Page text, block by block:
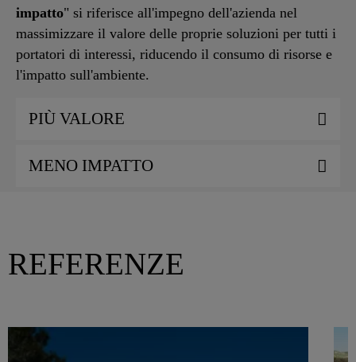
impatto" si riferisce all'impegno dell'azienda nel
massimizzare il valore delle proprie soluzioni per tutti i
portatori di interessi, riducendo il consumo di risorse e
l'impatto sull'ambiente.
PIÙ VALORE
MENO IMPATTO
REFERENZE